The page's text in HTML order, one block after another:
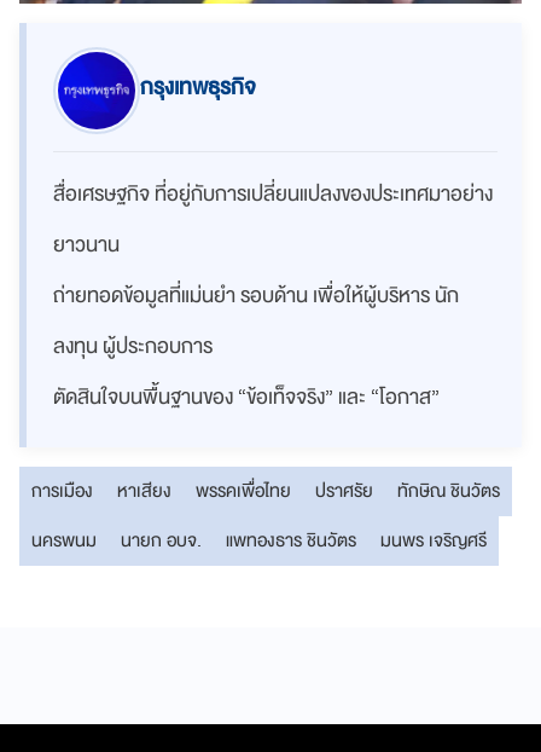
กรุงเทพธุรกิจ
สื่อเศรษฐกิจ ที่อยู่กับการเปลี่ยนแปลงของประเทศมาอย่าง
ยาวนาน
ถ่ายทอดข้อมูลที่แม่นยำ รอบด้าน เพื่อให้ผู้บริหาร นัก
ลงทุน ผู้ประกอบการ
ตัดสินใจบนพื้นฐานของ “ข้อเท็จจริง” และ “โอกาส”
การเมือง หาเสียง พรรคเพื่อไทย ปราศรัย
ทักษิณ ชินวัตร
นครพนม
นายก อบจ. แพทองธาร ชินวัตร มนพร เจริญศรี